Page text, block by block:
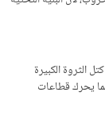
الثروة الكبيرة
يحرك قطاعات